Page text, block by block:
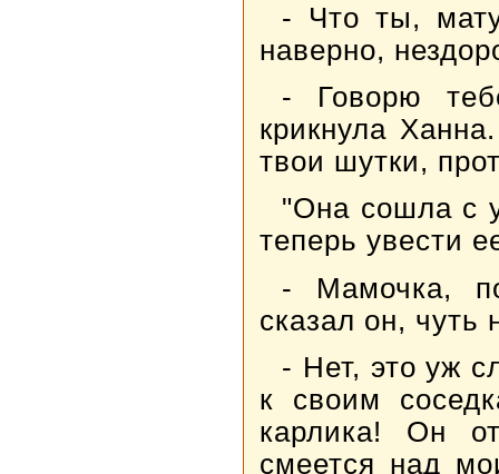
- Что ты,
наверно,
- Говорю
крикнула
твои шутки,
"Она сошла с
теперь увести
- Мамочка,
сказал он,
- Нет, это уж
к своим
карлика! Он
смеется над